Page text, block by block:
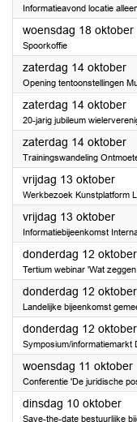
Informatieavond locatie
woensdag 18 oktober
Spoorkoffie
zaterdag 14 oktober
Opening tentoonstellingen
zaterdag 14 oktober
20-jarig jubileum
zaterdag 14 oktober
Trainingswandeling
vrijdag 13 oktober2023
Werkbezoek Kunstplatform
vrijdag 13 oktober2023
Informatiebijeenkomst
donderdag 12 oktober
Tertium webinar 'Wat
donderdag 12 oktober
Landelijke bijeenkomst
donderdag 12 oktober
Symposium/informatiemarkt
woensdag 11 oktober
Conferentie 'De juridische
dinsdag 10 oktober
Save-the-date bestuurlijke